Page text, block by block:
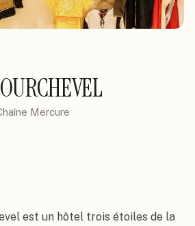
Mercure
est un hôtel trois étoiles de la